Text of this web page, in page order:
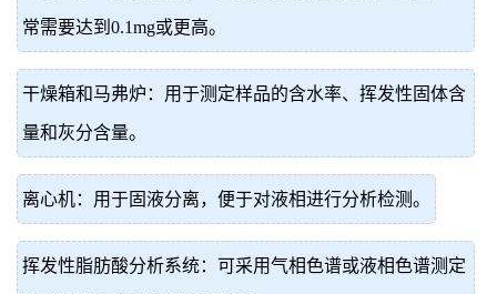
常需要达到0.1mg或更高。
干燥箱和马弗炉：用于测定样品的含水率、挥发性固体含
量和灰分含量。
离心机：用于固液分离，便于对液相进行分析检测。
挥发性脂肪酸分析系统：可采用气相色谱或液相色谱测定